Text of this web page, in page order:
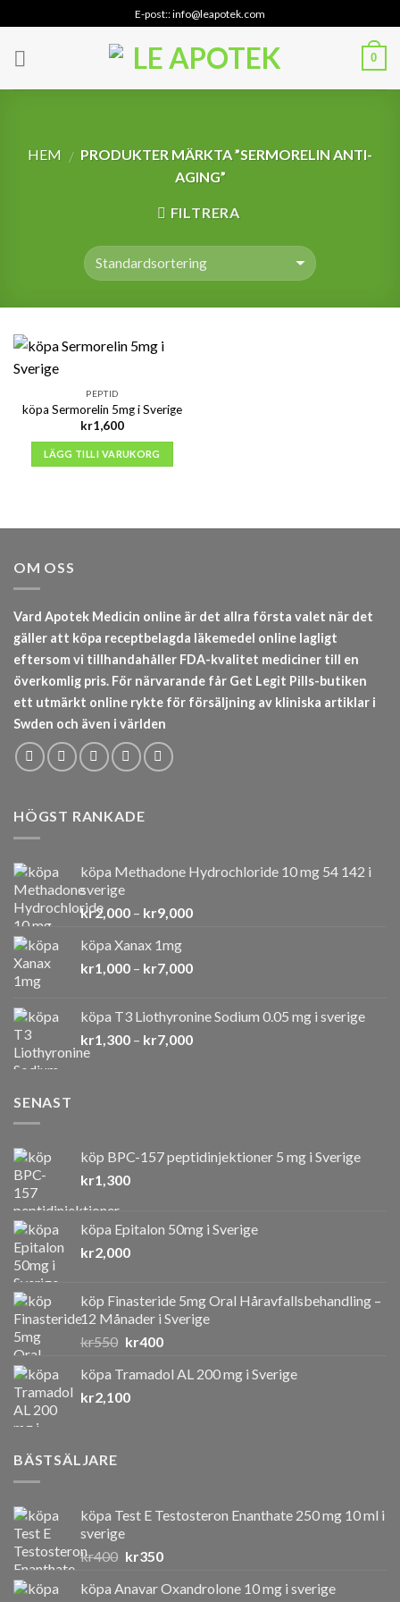
to
content
E-post:: info@leapotek.com
0
HEM / PRODUKTER MÄRKTA ”SERMORELIN ANTI-
AGING”
FILTRERA
PEPTID
köpa Sermorelin 5mg i Sverige
kr1,600
LÄGG TILL I VARUKORG
OM OSS
Vard Apotek Medicin online är det allra första valet när det
gäller att köpa receptbelagda läkemedel online lagligt
eftersom vi tillhandahåller FDA-kvalitet mediciner till en
överkomlig pris. För närvarande får Get Legit Pills-butiken
ett utmärkt online rykte för försäljning av kliniska artiklar i
Swden och även i världen
HÖGST RANKADE
köpa Methadone Hydrochloride 10 mg 54 142 i
sverige
kr2,000 – kr9,000Prisintervall:
kr9,000
köpa Xanax 1mg
kr1,000 – kr7,000Prisintervall:
kr7,000
köpa T3 Liothyronine Sodium 0.05 mg i sverige
kr1,300 – kr7,000Prisintervall:
SENAST
köp BPC-157 peptidinjektioner 5 mg i Sverige
kr1,300
köpa Epitalon 50mg i Sverige
kr2,000
köp Finasteride 5mg Oral Håravfallsbehandling –
12 Månader i Sverige
kr550 Det
priset
var:
kr400Det
priset
köpa Tramadol AL 200 mg i Sverige
kr2,100
BÄSTSÄLJARE
köpa Test E Testosteron Enanthate 250 mg 10 ml i
sverige
kr400 Det
priset
kr350Det
priset
köpa Anavar Oxandrolone 10 mg i sverige